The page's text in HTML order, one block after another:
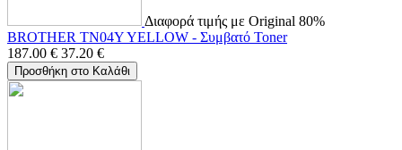
Διαφορά τιμής με Original 80%
BROTHER TN04Y YELLOW - Συμβατό Toner
187.00 € 37.20 €
Προσθήκη στο Καλάθι